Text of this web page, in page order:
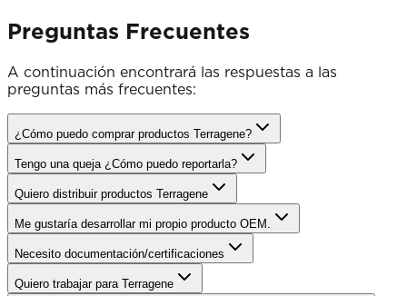
Preguntas Frecuentes
A continuación encontrará las respuestas a las
preguntas más frecuentes:
¿Cómo puedo comprar productos Terragene?
Tengo una queja ¿Cómo puedo reportarla?
Quiero distribuir productos Terragene
Me gustaría desarrollar mi propio producto OEM.
Necesito documentación/certificaciones
Quiero trabajar para Terragene